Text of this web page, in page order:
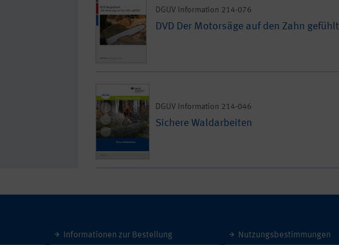
DGUV Information 214-076
DVD Der Motorsäge auf den Zahn gefühlt
DGUV Information 214-046
Sichere Waldarbeiten
Informationen zur Bestellung Nutzungsbestimmungen